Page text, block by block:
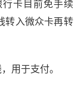
卡目前免手续
转入微众卡再转
用于支付。